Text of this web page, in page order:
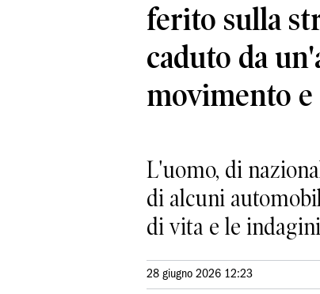
ferito sulla
caduto da
movimento e
L'uomo, di
di alcuni
di vita e le
28 giugno 2026 12:23